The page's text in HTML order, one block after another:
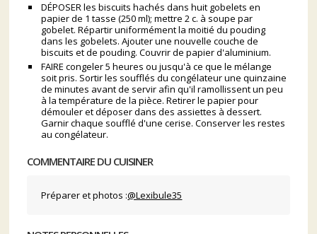
DÉPOSER les biscuits hachés dans huit gobelets en
papier de 1 tasse (250 ml); mettre 2 c. à soupe par
gobelet. Répartir uniformément la moitié du pouding
dans les gobelets. Ajouter une nouvelle couche de
biscuits et de pouding. Couvrir de papier d'aluminium.
FAIRE congeler 5 heures ou jusqu'à ce que le mélange
soit pris. Sortir les soufflés du congélateur une quinzaine
de minutes avant de servir afin qu'il ramollissent un peu
à la température de la pièce. Retirer le papier pour
démouler et déposer dans des assiettes à dessert.
Garnir chaque soufflé d'une cerise. Conserver les restes
au congélateur.
COMMENTAIRE DU CUISINER
Préparer et photos :@Lexibule35